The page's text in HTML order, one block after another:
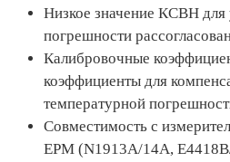
Низкое значение КСВН
погрешности
Калибровочные
коэффициенты для
температурной
Совместимость с
EPM (N1913A/14A,